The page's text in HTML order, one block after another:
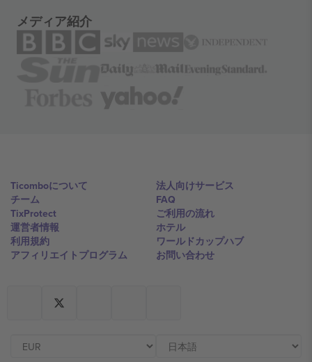
メディア紹介
Ticomboについて
チーム
TixProtect
運営者情報
利用規約
アフィリエイトプログラム
法人向けサービス
FAQ
ご利用の流れ
ホテル
ワールドカップハブ
お問い合わせ